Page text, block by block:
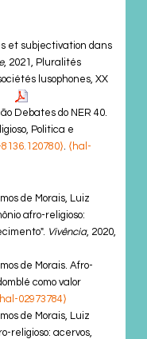
et subjectivation dans
, 2021, Pluralités
lusophones, XX
Debates do NER 40.
Politica e
⟨hal-
de Morais, Luiz
afro-religioso:
Vivência, 2020,
de Morais. Afro-
como valor
02973784⟩
de Morais, Luiz
religioso: acervos,